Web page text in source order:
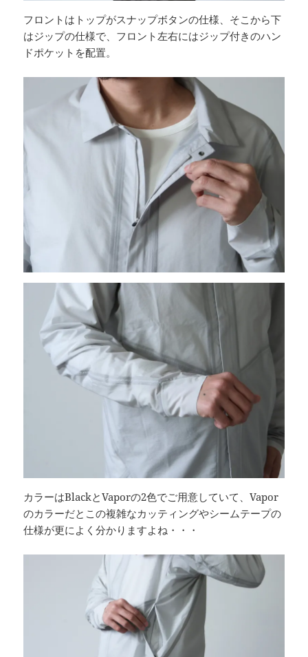
フロントはトップがスナップボタンの仕様、そこから下
はジップの仕様で、フロント左右にはジップ付きのハン
ドポケットを配置。
カラーはBlackとVaporの2色でご用意していて、Vapor
のカラーだとこの複雑なカッティングやシームテープの
仕様が更によく分かりますよね・・・